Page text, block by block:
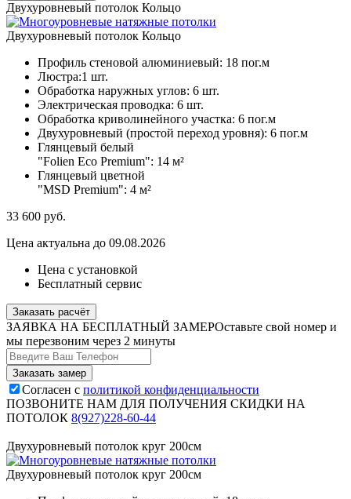
Двухуровневый потолок Кольцо
Двухуровневый потолок Кольцо
Профиль стеновой алюминиевый: 18 пог.м
Люстра:1 шт.
Обработка наружных углов: 6 шт.
Электрическая проводка: 6 шт.
Обработка криволинейного участка: 6 пог.м
Двухуровневый (простой переход уровня): 6 пог.м
Глянцевый белый
"Folien Eco Premium": 14 м²
Глянцевый цветной
"MSD Premium": 4 м²
33 600 руб.
Цена актуальна до 09.08.2026
Цена с установкой
Бесплатный сервис
Заказать расчёт
ЗАЯВКА НА БЕСПЛАТНЫЙ ЗАМЕРОставьте свой номер и
мы перезвоним через 2 минуты
Согласен с политикой конфиденциальности
ПОЗВОНИТЕ НАМ ДЛЯ ПОЛУЧЕНИЯ СКИДКИ НА
ПОТОЛОК 8(927)228-60-44
Двухуровневый потолок круг 200см
Двухуровневый потолок круг 200см